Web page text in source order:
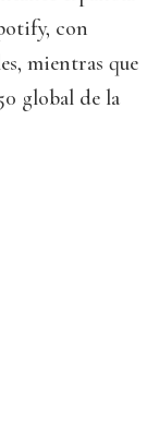
con
mientras que
global de la